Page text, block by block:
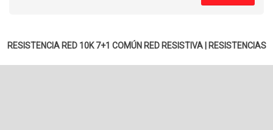
RESISTENCIA RED 10K 7+1 COMÚN RED RESISTIVA| RESISTENCIAS